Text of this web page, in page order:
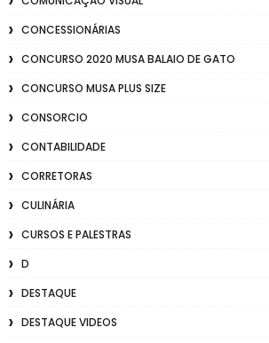
CONCESSIONÁRIAS
CONCURSO 2020 MUSA BALAIO DE GATO
CONCURSO MUSA PLUS SIZE
CONSORCIO
CONTABILIDADE
CORRETORAS
CULINÁRIA
CURSOS E PALESTRAS
D
DESTAQUE
DESTAQUE VIDEOS